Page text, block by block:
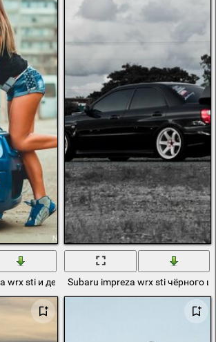
wrx sti и девушкаSubaru impreza wrx sti чёрного